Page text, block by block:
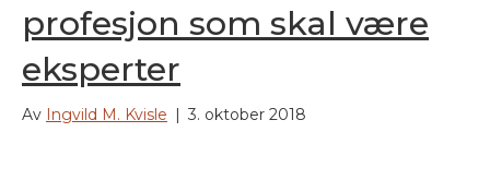
profesjon som skal være
eksperter
Av Ingvild M. Kvisle | 3. oktober 2018